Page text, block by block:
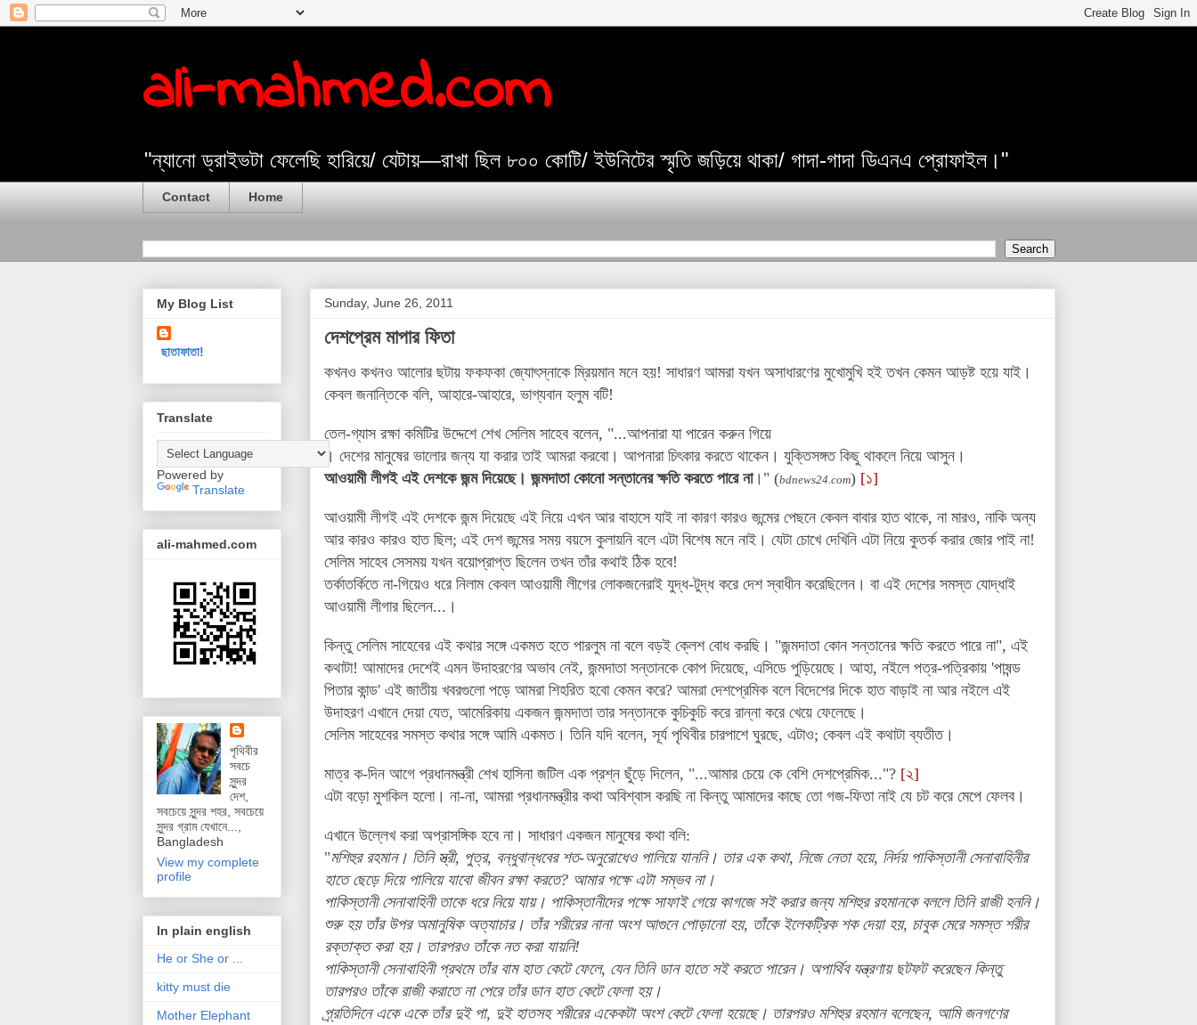
ali-mahmed.com
"ন্যানো ড্রাইভটা ফেলেছি হারিয়ে/ যেটায়—রাখা ছিল ৮০০ কোটি/ ইউনিটের স্মৃতি জড়িয়ে থাকা/ গাদা-গাদা ডিএনএ প্রোফাইল।"
Contact Home
Sunday, June 26, 2011
দেশপ্রেম মাপার ফিতা
কখনও কখনও আলোর ছটায় ফকফকা জ্যোৎস্নাকে ম্রিয়মান মনে হয়! সাধারণ আমরা যখন অসাধারণের মুখোমুখি হই তখন কেমন আড়ষ্ট হয়ে যাই।
কেবল জনান্তিকে বলি, আহারে-আহারে, ভাগ্যবান হলুম বটি!
তেল-গ্যাস রক্ষা কমিটির উদ্দেশে শেখ সেলিম সাহেব বলেন, "...আপনারা যা পারেন করুন গিয়ে
। দেশের মানুষের ভালোর জন্য যা করার তাই আমরা করবো। আপনারা চিৎকার করতে থাকেন। যুক্তিসঙ্গত কিছু থাকলে নিয়ে আসুন।
আওয়ামী লীগই এই দেশকে জন্ম দিয়েছে। জন্মদাতা কোনো সন্তানের ক্ষতি করতে পারে না।" (bdnews24.com) [১]
আওয়ামী লীগই এই দেশকে জন্ম দিয়েছে এই নিয়ে এখন আর বাহাসে যাই না কারণ কারও জন্মের পেছনে কেবল বাবার হাত থাকে, না মারও, নাকি অন্য
আর কারও কারও হাত ছিল; এই দেশ জন্মের সময় বয়সে কুলায়নি বলে এটা বিশেষ মনে নাই। যেটা চোখে দেখিনি এটা নিয়ে কুতর্ক করার জোর পাই না!
সেলিম সাহেব সেসময় যখন বয়োপ্রাপ্ত ছিলেন তখন তাঁর কথাই ঠিক হবে!
তর্কাতর্কিতে না-গিয়েও ধরে নিলাম কেবল আওয়ামী লীগের লোকজনেরাই যুদ্ধ-টুদ্ধ করে দেশ স্বাধীন করেছিলেন। বা এই দেশের সমস্ত যোদ্ধাই
আওয়ামী লীগার ছিলেন...।
কিন্তু সেলিম সাহেবের এই কথার সঙ্গে একমত হতে পারলুম না বলে বড়ই ক্লেশ বোধ করছি। "জন্মদাতা কোন সন্তানের ক্ষতি করতে পারে না", এই
কথাটা! আমাদের দেশেই এমন উদাহরণের অভাব নেই, জন্মদাতা সন্তানকে কোপ দিয়েছে, এসিডে পুড়িয়েছে। আহা, নইলে পত্র-পত্রিকায় 'পাষন্ড
পিতার কান্ড' এই জাতীয় খবরগুলো পড়ে আমরা শিহরিত হবো কেমন করে? আমরা দেশপ্রেমিক বলে বিদেশের দিকে হাত বাড়াই না আর নইলে এই
উদাহরণ এখানে দেয়া যেত, আমেরিকায় একজন জন্মদাতা তার সন্তানকে কুচিকুচি করে রান্না করে খেয়ে ফেলেছে।
সেলিম সাহেবের সমস্ত কথার সঙ্গে আমি একমত। তিনি যদি বলেন, সূর্য পৃথিবীর চারপাশে ঘুরছে, এটাও; কেবল এই কথাটা ব্যতীত।
মাত্র ক-দিন আগে প্রধানমন্ত্রী শেখ হাসিনা জটিল এক প্রশ্ন ছুঁড়ে দিলেন, "...আমার চেয়ে কে বেশি দেশপ্রেমিক..."? [২]
এটা বড়ো মুশকিল হলো। না-না, আমরা প্রধানমন্ত্রীর কথা অবিশ্বাস করছি না কিন্তু আমাদের কাছে তো গজ-ফিতা নাই যে চট করে মেপে ফেলব।
এখানে উল্লেখ করা অপ্রাসঙ্গিক হবে না। সাধারণ একজন মানুষের কথা বলি:
"মশিহুর রহমান। তিনি স্ত্রী, পুত্র, বন্ধুবান্ধবের শত-অনুরোধেও পালিয়ে যাননি। তার এক কথা, নিজে নেতা হয়ে, নির্দয় পাকিস্তানী সেনাবাহিনীর
হাতে ছেড়ে দিয়ে পালিয়ে যাবো জীবন রক্ষা করতে? আমার পক্ষে এটা সম্ভব না।
পাকিস্তানী সেনাবাহিনী তাকে ধরে নিয়ে যায়। পাকিস্তানীদের পক্ষে সাফাই গেয়ে কাগজে সই করার জন্য মশিহুর রহমানকে বললে তিনি রাজী হননি।
শুরু হয় তাঁর উপর অমানুষিক অত্যাচার। তাঁর শরীরের নানা অংশ আগুনে পোড়ানো হয়, তাঁকে ইলেকট্রিক শক দেয়া হয়, চাবুক মেরে সমস্ত শরীর
রক্তাক্ত করা হয়। তারপরও তাঁকে নত করা যায়নি!
পাকিস্তানী সেনাবাহিনী প্রথমে তাঁর বাম হাত কেটে ফেলে, যেন তিনি ডান হাতে সই করতে পারেন। অপার্থিব যন্ত্রণায় ছটফট করেছেন কিন্তু
তারপরও তাঁকে রাজী করাতে না পেরে তাঁর ডান হাত কেটে ফেলা হয়।
প্র্রতিদিনে একে একে তাঁর দুই পা, দুই হাতসহ শরীরের একেকটা অংশ কেটে ফেলা হয়েছে। তারপরও মশিহুর রহমান বলেছেন, আমি জনগণের
My Blog List
ছাতাফাতা!
Translate
Powered by
Translate
ali-mahmed.com
পৃথিবীর
সবচে
সুন্দর
দেশ,
সবচেয়ে সুন্দর শহর, সবচেয়ে
সুন্দর গ্রাম যেখানে...,
Bangladesh
View my complete
profile
In plain english
He or She or ...
kitty must die
Mother Elephant